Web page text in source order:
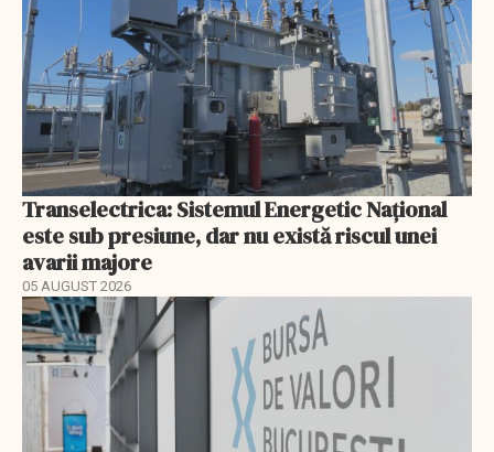
Transelectrica: Sistemul Energetic Național
este sub presiune, dar nu există riscul unei
avarii majore
05 AUGUST 2026